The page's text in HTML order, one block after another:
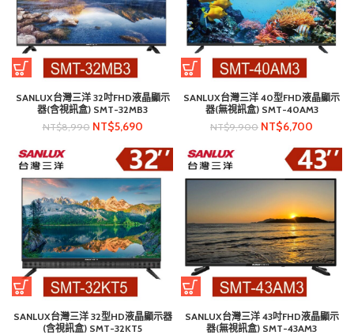
SANLUX台灣三洋 32吋FHD液晶顯示
器(含視訊盒) SMT-32MB3
NT$8,990 NT$5,690
SANLUX台灣三洋 40型FHD液晶顯示
器(無視訊盒) SMT-40AM3
NT$9,900 NT$6,700
SANLUX台灣三洋 32型HD液晶顯示器
(含視訊盒) SMT-32KT5
SANLUX台灣三洋 43吋FHD液晶顯示
器(無視訊盒) SMT-43AM3